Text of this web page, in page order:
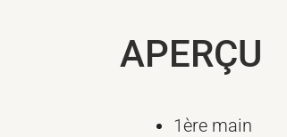
APERÇU
1ère main